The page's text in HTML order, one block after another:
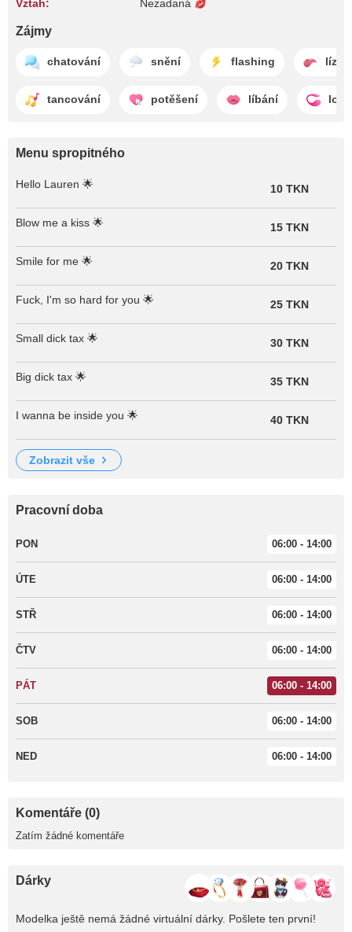
Vztah: Nezadaná
Zájmy
chatování snění flashing
tancování potěšení líbání
Menu spropitného
Hello Lauren 🌟 10 TKN
Blow me a kiss 🌟 15 TKN
Smile for me 🌟 20 TKN
Fuck, I'm so hard for you 🌟 25 TKN
Small dick tax 🌟 30 TKN
Big dick tax 🌟 35 TKN
I wanna be inside you 🌟 40 TKN
zobrazit vše
Pracovní doba
PON 06:00 - 14:00
ÚTE 06:00 - 14:00
STŘ 06:00 - 14:00
ČTV 06:00 - 14:00
PÁT 06:00 - 14:00
SOB 06:00 - 14:00
NED 06:00 - 14:00
Komentáře (0)
Zatím žádné komentáře
Dárky
Modelka ještě nemá žádné virtuální dárky. Pošlete ten první!